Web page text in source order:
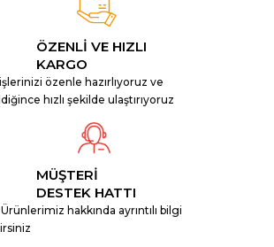
ÖZENLİ VE HIZLI
KARGO
özenle hazırlıyoruz ve
hızlı şekilde ulaştırıyoruz
MÜŞTERİ
DESTEK HATTI
hakkında ayrıntılı bilgi